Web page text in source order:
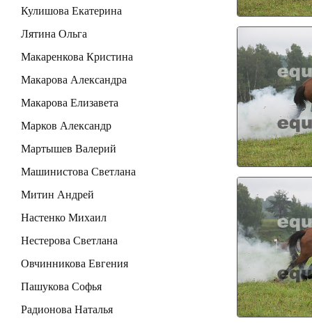
Кулишова Екатерина
Лятина Ольга
Макаренкова Кристина
Макарова Александра
Макарова Елизавета
Марков Александр
Мартышев Валерий
Машинистова Светлана
Митин Андрей
Настенко Михаил
Нестерова Светлана
Овчинникова Евгения
Пашукова Софья
Радионова Наталья